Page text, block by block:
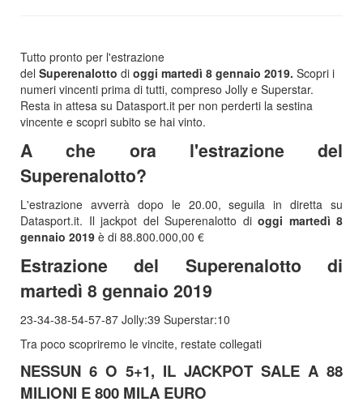
Tutto pronto per l'estrazione
del Superenalotto di oggi martedì 8 gennaio 2019. Scopri i
numeri vincenti prima di tutti, compreso Jolly e Superstar.
Resta in attesa su Datasport.it per non perderti la sestina
vincente e scopri subito se hai vinto.
A che ora l'estrazione del
Superenalotto?
L'estrazione avverrà dopo le 20.00, seguila in diretta su
Datasport.it. Il jackpot del Superenalotto di oggi martedì 8
gennaio 2019 è di 88.800.000,00 €
Estrazione del Superenalotto di
martedì 8 gennaio 2019
23-34-38-54-57-87 Jolly:39 Superstar:10
Tra poco scopriremo le vincite, restate collegati
NESSUN 6 O 5+1, IL JACKPOT SALE A 88
MILIONI E 800 MILA EURO